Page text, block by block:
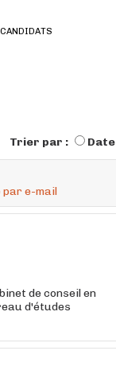
Trier par : Date
par e-mail
de conseil en
d'études